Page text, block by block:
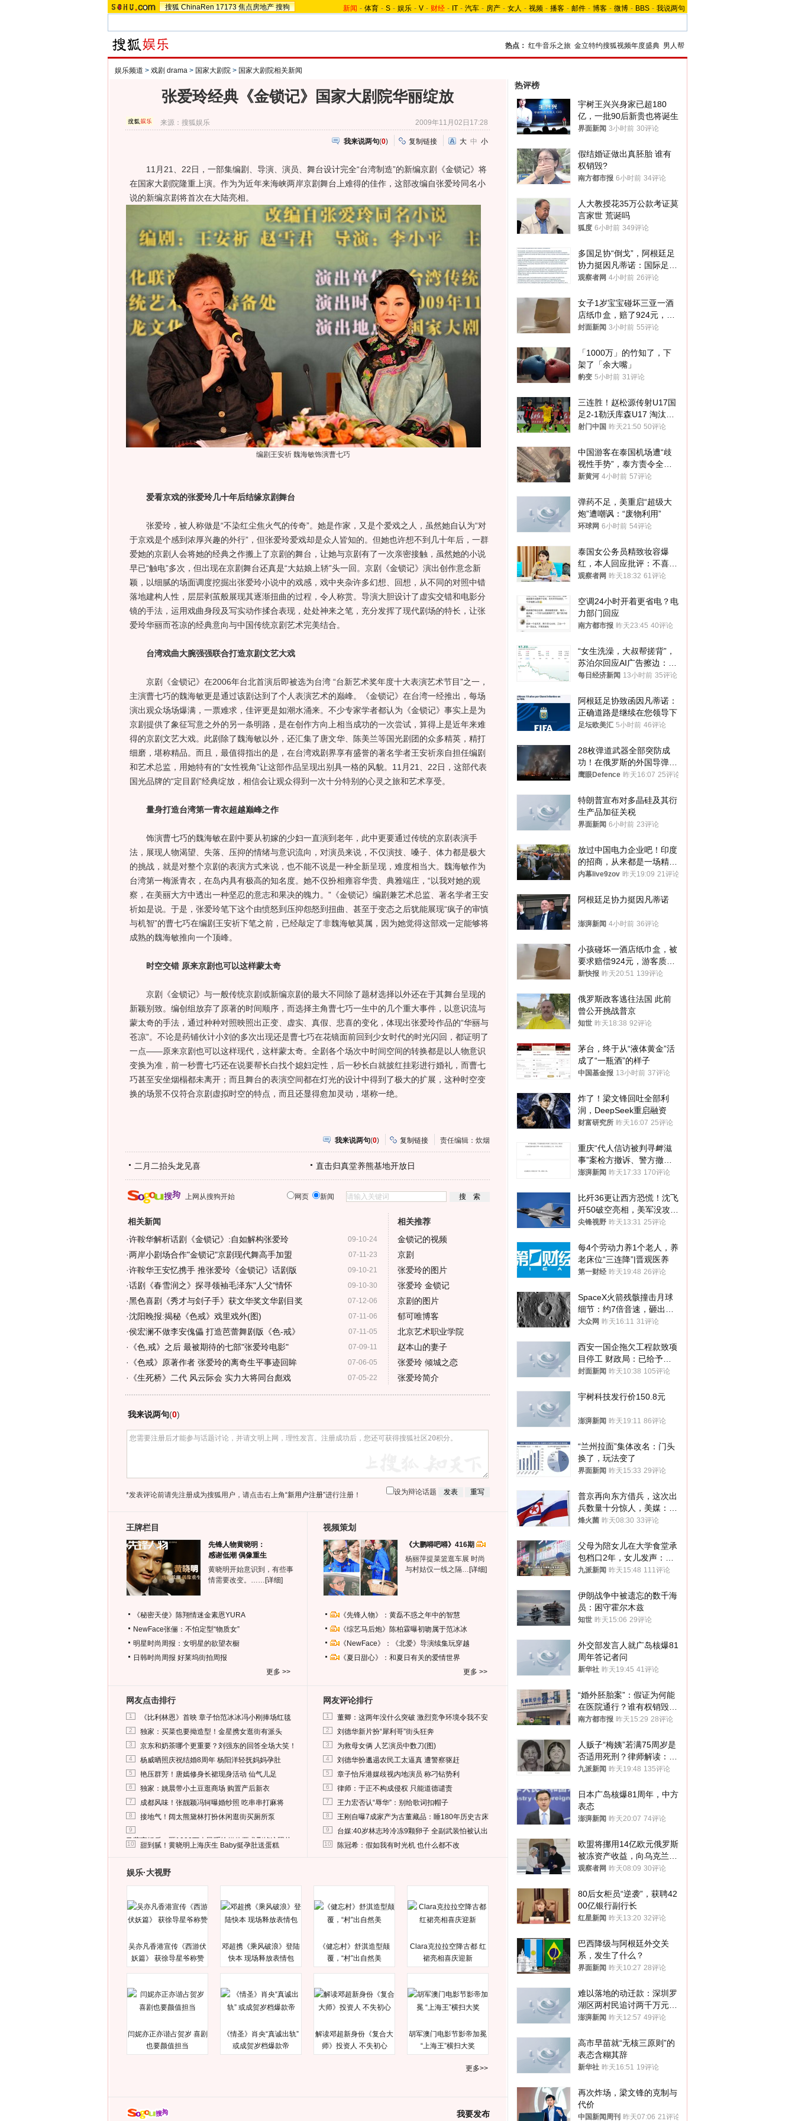
搜狐 ChinaRen 17173 焦点房地产 搜狗 新闻 - 体育 - S - 娱乐 - V - 财经 - IT - 汽车 - 房产 - 女人 - 视频 - 播客 - 邮件 - 博客 - 微博 - BBS - 我说两句
热点： 红牛音乐之旅 金立特约搜狐视频年度盛典 男人帮
娱乐频道 > 戏剧 drama > 国家大剧院 > 国家大剧院相关新闻
张爱玲经典《金锁记》国家大剧院华丽绽放
来源：搜狐娱乐 2009年11月02日17:28
我来说两句(0) 复制链接 大 中 小
11月21、22日，一部集编剧、导演、演员、舞台设计完全“台湾制造”的新编京剧《金锁记》将
在国家大剧院隆重上演。作为为近年来海峡两岸京剧舞台上难得的佳作，这部改编自张爱玲同名小
说的新编京剧将首次在大陆亮相。
编剧王安祈 魏海敏饰演曹七巧
爱看京戏的张爱玲几十年后结缘京剧舞台
张爱玲，被人称做是“不染红尘焦火气的传奇”。她是作家，又是个爱戏之人，虽然她自认为“对
于京戏是个感到浓厚兴趣的外行”，但张爱玲爱戏却是众人皆知的。但她也许想不到几十年后，一群
爱她的京剧人会将她的经典之作搬上了京剧的舞台，让她与京剧有了一次亲密接触，虽然她的小说
早已“触电”多次，但出现在京剧舞台还真是“大姑娘上轿”头一回。京剧《金锁记》演出创作意念新
颖，以细腻的场面调度挖掘出张爱玲小说中的戏感，戏中夹杂许多幻想、回想，从不同的对照中错
落地建构人性，层层剥茧般展现其逐渐扭曲的过程，令人称赏。导演大胆设计了虚实交错和电影分
镜的手法，运用戏曲身段及写实动作揉合表现，处处神来之笔，充分发挥了现代剧场的特长，让张
爱玲华丽而苍凉的经典意向与中国传统京剧艺术完美结合。
台湾戏曲大腕强强联合打造京剧文艺大戏
京剧《金锁记》在2006年台北首演后即被选为台湾 “台新艺术奖年度十大表演艺术节目”之一，
主演曹七巧的魏海敏更是通过该剧达到了个人表演艺术的巅峰。《金锁记》在台湾一经推出，每场
演出观众场场爆满，一票难求，佳评更是如潮水涌来。不少专家学者都认为《金锁记》事实上是为
京剧提供了象征写意之外的另一条明路，是在创作方向上相当成功的一次尝试，算得上是近年来难
得的京剧文艺大戏。此剧除了魏海敏以外，还汇集了唐文华、陈美兰等国光剧团的众多精英，精打
细磨，堪称精品。而且，最值得指出的是，在台湾戏剧界享有盛誉的著名学者王安祈亲自担任编剧
和艺术总监，用她特有的“女性视角”让这部作品呈现出别具一格的风貌。11月21、22日，这部代表
国光品牌的“定目剧”经典绽放，相信会让观众得到一次十分特别的心灵之旅和艺术享受。
量身打造台湾第一青衣超越巅峰之作
饰演曹七巧的魏海敏在剧中要从初嫁的少妇一直演到老年，此中更要通过传统的京剧表演手
法，展现人物渴望、失落、压抑的情绪与意识流向，对演员来说，不仅演技、嗓子、体力都是极大
的挑战，就是对整个京剧的表演方式来说，也不能不说是一种全新呈现，难度相当大。魏海敏作为
台湾第一梅派青衣，在岛内具有极高的知名度。她不仅扮相雍容华贵、典雅端庄，“以我对她的观
察，在美丽大方中透出一种坚忍的意志和果决的魄力。”《金锁记》编剧兼艺术总监、著名学者王安
祈如是说。于是，张爱玲笔下这个由愤怒到压抑怨怒到扭曲、甚至于变态之后犹能展现“疯子的审慎
与机智”的曹七巧在编剧王安祈下笔之前，已经敲定了非魏海敏莫属，因为她觉得这部戏一定能够将
成熟的魏海敏推向一个顶峰。
时空交错 原来京剧也可以这样蒙太奇
京剧《金锁记》与一般传统京剧或新编京剧的最大不同除了题材选择以外还在于其舞台呈现的
新颖别致。编创组放弃了原著的时间顺序，而选择主角曹七巧一生中的几个重大事件，以意识流与
蒙太奇的手法，通过种种对照映照出正变、虚实、真假、悲喜的变化，体现出张爱玲作品的“华丽与
苍凉”。不论是药铺伙计小刘的多次出现还是曹七巧在花镜面前回到少女时代的时光闪回，都证明了
一点——原来京剧也可以这样现代，这样蒙太奇。全剧各个场次中时间空间的转换都是以人物意识
变换为准，前一秒曹七巧还在说要帮长白找个媳妇定性，后一秒长白就披红挂彩进行婚礼，而曹七
巧甚至安坐烟榻都未离开；而且舞台的表演空间都在灯光的设计中得到了极大的扩展，这种时空变
换的场景不仅符合京剧虚拟时空的特点，而且还显得愈加灵动，堪称一绝。
我来说两句(0) 复制链接 责任编辑：炊烟
二月二抬头龙见喜 直击归真堂养熊基地开放日
上网从搜狗开始 网页 新闻
相关新闻
09-10-24
·许鞍华解析话剧《金锁记》:自如解构张爱玲
07-11-23
·两岸小剧场合作"金锁记"京剧现代舞高手加盟
09-10-21
·许鞍华王安忆携手 推张爱玲《金锁记》话剧版
09-10-30
·话剧《春雪润之》探寻领袖毛泽东"人父"情怀
07-12-06
·黑色喜剧《秀才与刽子手》获文华奖文华剧目奖
07-11-06
·沈阳晚报:揭秘《色戒》戏里戏外(图)
07-11-05
·侯宏澜不做李安傀儡 打造芭蕾舞剧版《色-戒》
07-09-11
· 《色,戒》之后 最被期待的七部"张爱玲电影"
07-06-05
· 《色戒》原著作者 张爱玲的离奇生平事迹回眸
07-05-22
· 《生死桥》二代 风云际会 实力大将同台彪戏
相关推荐
金锁记的视频
京剧
张爱玲的图片
张爱玲 金锁记
京剧的图片
郁可唯博客
北京艺术职业学院
赵本山的妻子
张爱玲 倾城之恋
张爱玲简介
我来说两句(0)
*发表评论前请先注册成为搜狐用户，请点击右上角“新用户注册”进行注册！ 设为辩论话题
王牌栏目
先锋人物黄晓明：
感谢低潮 偶像重生
黄晓明开始意识到，有些事
情需要改变。…… [详细]
《秘密天使》陈翔情迷金素恩YURA
NewFace张俪：不怕定型“物质女”
明星时尚周报：女明星的欲望衣橱
日韩时尚周报 好莱坞街拍周报
更多 >>
视频策划
《大鹏嘚吧嘚》416期
杨丽萍提菜篮逛车展 时尚
与村姑仅一线之隔… [详细]
《先锋人物》：黄磊不惑之年中的智慧
《综艺马后炮》陈柏霖曝初吻属于范冰冰
《NewFace》：《北爱》导演续集玩穿越
《夏日甜心》：和夏日有关的爱情世界
更多 >>
网友点击排行
1 《比利林恩》首映 章子怡范冰冰冯小刚捧场红毯
2 独家：买菜也要拗造型！金星携女逛街有派头
3 京东和奶茶哪个更重要？刘强东的回答全场大笑！
4 杨威晒照庆祝结婚8周年 杨阳洋轻抚妈妈孕肚
5 艳压群芳！唐嫣修身长裙现身活动 仙气儿足
6 独家：姚晨带小土豆逛商场 购置产后新衣
7 成都风味！张靓颖冯轲曝婚纱照 吃串串打麻将
8 接地气！阔太熊黛林打扮休闲逛街买厕所泵
9
马蓉离婚后，砸1000万人民币给媒体要求删掉这照片
10 甜到腻！黄晓明上海庆生 Baby挺孕肚送蛋糕
网友评论排行
1 董卿：这两年没什么突破 激烈竞争环境令我不安
2 刘德华新片扮“犀利哥”街头狂奔
3 为救母女俩 人艺演员中数刀(图)
4 刘德华扮邋遢农民工太逼真 遭警察驱赶
5 章子怡斥港媒歧视内地演员 称刁钻势利
6 律师：于正不构成侵权 只能道德谴责
7 王力宏否认“辱华”：别给歌词扣帽子
8 王刚自曝7成家产为古董藏品：睡180年历史古床
9 台媒:40岁林志玲冷冻9颗卵子 全副武装怕被认出
10 陈冠希：假如我有时光机 也什么都不改
娱乐·大视野
吴亦凡香港宣传《西游伏
妖篇》 获徐导星爷称赞
邓超携《乘风破浪》登陆
快本 现场释放表情包
《健忘村》舒淇造型颠
覆，“村”出自然美
Clara克拉拉空降古都 红
裙亮相喜庆迎新
闫妮亦正亦谐占贺岁 喜剧
也要颜值担当
《情圣》肖央“真诚出轨”
或成贺岁档爆款帝
解读邓超新身份《复合大
师》投资人 不失初心
胡军澳门电影节影帝加冕
“上海王”横扫大奖
更多>>
我要发布
热评榜
宇树王兴兴身家已超180
亿，一批90后新贵也将诞生
界面新闻 3小时前 30评论
假结婚证做出真胚胎 谁有
权销毁?
南方都市报 6小时前 34评论
人大教授花35万公款考证莫
言家世 荒诞吗
狐度 6小时前 349评论
多国足协“倒戈”，阿根廷足
协力挺因凡蒂诺：国际足联
今后应继续在其领导下前行
观察者网 4小时前 26评论
女子1岁宝宝碰坏三亚一酒
店纸巾盒，赔了924元，发
帖吐槽后酒店退还一半的
封面新闻 3小时前 55评论
「1000万」的竹知了，下
架了「余大嘴」
豹变 5小时前 31评论
三连胜！赵松源传射U17国
足2-1勒沃库森U17 淘汰赛
将战河床
射门中国 昨天21:50 50评论
中国游客在泰国机场遭“歧
视性手势”，泰方责令全面
调查，对责任人采取最严厉
新黄河 4小时前 57评论
弹药不足，美重启“超级大
炮”遭嘲讽：“废物利用”
环球网 6小时前 54评论
泰国女公务员精致妆容爆
红，本人回应批评：不喜欢
就别看
观察者网 昨天18:32 61评论
空调24小时开着更省电？电
力部门回应
南方都市报 昨天23:45 40评论
“女生洗澡，大叔帮搓背”，
苏泊尔回应AI广告擦边：视
频全下架，已强化内容管理
每日经济新闻 13小时前 35评论
阿根廷足协致函因凡蒂诺：
正确道路是继续在您领导下
足坛欧美汇 5小时前 46评论
28枚弹道武器全部突防成
功！在俄罗斯的外国导弹发
射车都是合法打击目标
鹰眼Defence 昨天16:07 25评论
特朗普宣布对多晶硅及其衍
生产品加征关税
界面新闻 6小时前 23评论
放过中国电力企业吧！印度
的招商，从来都是一场精准
收割
内幕live9zov 昨天19:09 21评论
阿根廷足协力挺因凡蒂诺
澎湃新闻 4小时前 36评论
小孩碰坏一酒店纸巾盒，被
要求赔偿924元，游客质疑
酒店房客物品超高标价，市
新快报 昨天20:51 139评论
俄罗斯政客逃往法国 此前
曾公开挑战普京
知世 昨天18:38 92评论
茅台，终于从“液体黄金”活
成了“一瓶酒”的样子
中国基金报 13小时前 37评论
炸了！梁文锋回吐全部利
润，DeepSeek重启融资
财富研究所 昨天16:07 25评论
重庆“代人信访被判寻衅滋
事”案检方撤诉、警方撤
案，两被告人获国赔
澎湃新闻 昨天17:33 170评论
比歼36更让西方恐慌！沈飞
歼50破空亮相，美军没攻克
的技术被拿下
尖锋视野 昨天13:31 25评论
每4个劳动力养1个老人，养
老床位“三连降”|晋观医养
第一财经 昨天19:48 26评论
SpaceX火箭残骸撞击月球
细节：约7倍音速，砸出直
径约30米撞击坑
大众网 昨天16:11 31评论
西安一国企拖欠工程款致项
目停工 财政局：已给予处
分，正督促整改
封面新闻 昨天10:38 105评论
宇树科技发行价150.8元
澎湃新闻 昨天19:11 86评论
“兰州拉面”集体改名：门头
换了，玩法变了
界面新闻 昨天15:33 29评论
普京再向东方借兵，这次出
兵数量十分惊人，美媒：俄
朝要动真格？
烽火菌 昨天08:30 33评论
父母为陪女儿在大学食堂承
包档口2年，女儿发声：初
衷是为了陪伴，毕业后将不
九派新闻 昨天15:48 111评论
伊朗战争中被遗忘的数千海
员：困守霍尔木兹
知世 昨天15:06 29评论
外交部发言人就广岛核爆81
周年答记者问
新华社 昨天19:45 41评论
“婚外胚胎案”：假证为何能
在医院通行？谁有权销毁胚
胎？
南方都市报 昨天15:29 28评论
人贩子“梅姨”若满75周岁是
否适用死刑？律师解读：很
大概率不会被判处死刑
九派新闻 昨天19:48 135评论
日本广岛核爆81周年，中方
表态
澎湃新闻 昨天20:07 74评论
欧盟将挪用14亿欧元俄罗斯
被冻资产收益，向乌克兰提
供援助
观察者网 昨天08:09 30评论
80后女柜员“逆袭”，获聘42
00亿银行副行长
红星新闻 昨天13:20 32评论
巴西降级与阿根廷外交关
系，发生了什么？
界面新闻 昨天10:27 28评论
难以落地的动迁款：深圳罗
湖区两村民追讨两千万元动
迁款八年未果
澎湃新闻 昨天12:57 49评论
高市早苗就“无核三原则”的
表态含糊其辞
新华社 昨天16:51 19评论
再次炸场，梁文锋的克制与
代价
中国新闻周刊 昨天07:06 21评论